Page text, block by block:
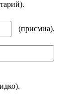
(приємна).